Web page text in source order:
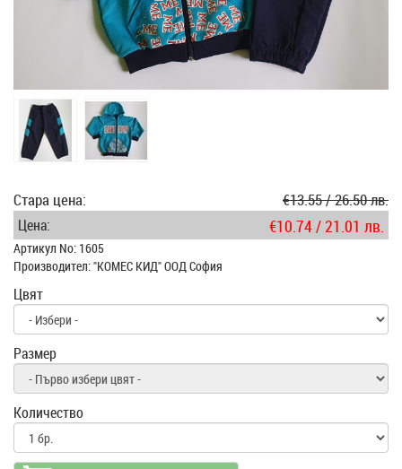
Стара цена: €13.55 / 26.50 лв.
Цена: €10.74 / 21.01 лв.
Артикул No: 1605
Производител: "КОМЕС КИД" ООД София
Цвят
Размер
Количество